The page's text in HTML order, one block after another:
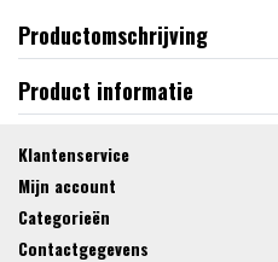
Productomschrijving
Product informatie
Klantenservice
Mijn account
Categorieën
Contactgegevens